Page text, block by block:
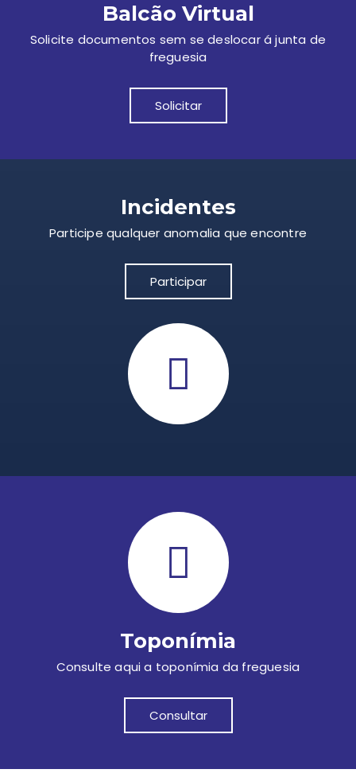
Balcão Virtual
Solicite documentos sem se deslocar á junta de
freguesia
Solicitar
Incidentes
Participe qualquer anomalia que encontre
Participar
Toponímia
Consulte aqui a toponímia da freguesia
Consultar